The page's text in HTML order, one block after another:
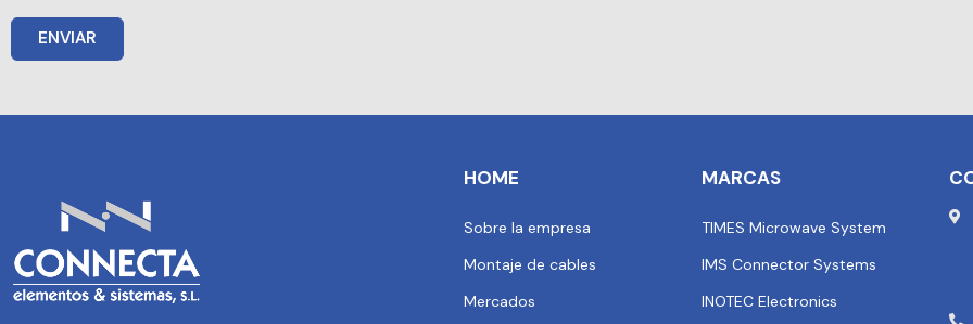
ENVIAR
HOME
Sobre la empresa
Montaje de cables
Mercados
MARCAS
TIMES Microwave System
IMS Connector Systems
INOTEC Electronics